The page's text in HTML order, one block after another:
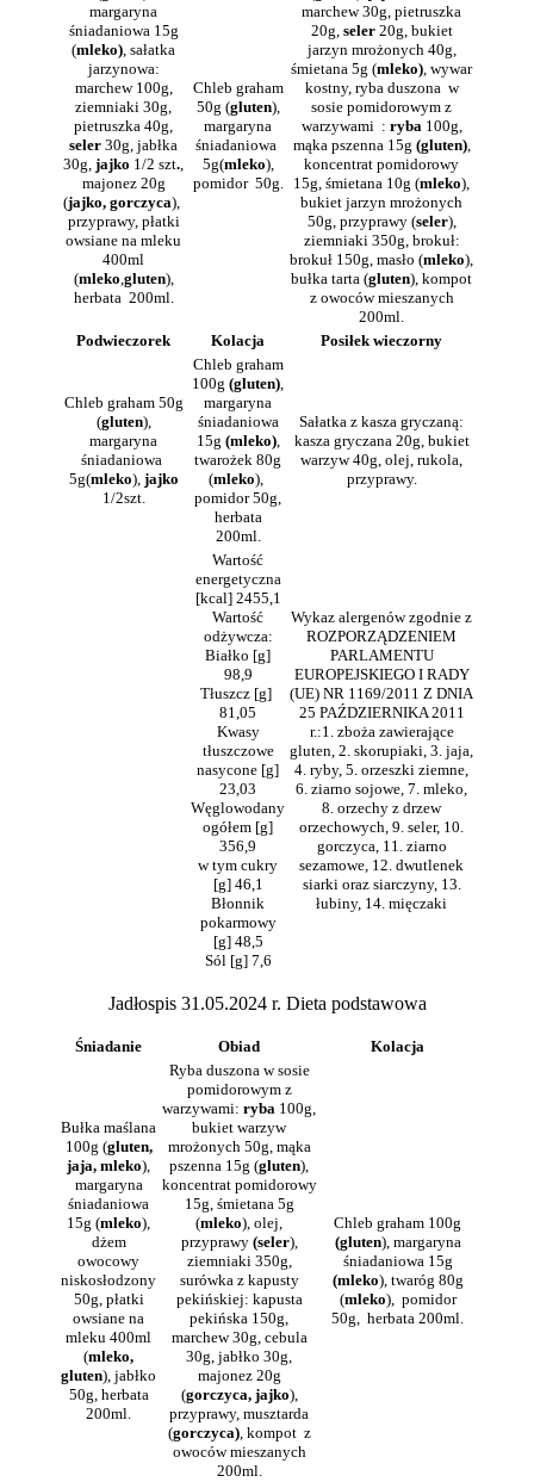
margaryna
śniadaniowa 15g
(mleko), sałatka
jarzynowa:
marchew 100g,
ziemniaki 30g,
pietruszka 40g,
seler 30g, jabłka
30g, jajko 1/2 szt.,
majonez 20g
(jajko, gorczyca),
przyprawy, płatki
owsiane na mleku
400ml
(mleko,gluten),
herbata 200ml.
Chleb graham
50g (gluten),
margaryna
śniadaniowa
5g(mleko),
pomidor 50g.
marchew 30g, pietruszka
20g, seler20g, bukiet
jarzyn mrożonych 40g,
śmietana 5g (mleko), wywar
kostny, ryba duszona w
sosie pomidorowym z
warzywami : ryba 100g,
mąka pszenna 15g (gluten),
koncentrat pomidorowy
15g, śmietana 10g (mleko),
bukiet jarzyn mrożonych
50g, przyprawy (seler),
ziemniaki 350g, brokuł:
brokuł 150g, masło (mleko),
bułka tarta (gluten), kompot
z owoców mieszanych
200ml.
Podwieczorek
Kolacja Posiłek wieczorny
Chleb graham 50g
(gluten),
margaryna
śniadaniowa
5g(mleko), jajko
1/2szt.
Chleb graham
100g (gluten),
margaryna
śniadaniowa
15g (mleko),
twarożek 80g
(mleko),
pomidor 50g,
herbata
200ml.
Sałatka z kasza gryczaną:
kasza gryczana 20g, bukiet
warzyw 40g, olej, rukola,
przyprawy.
Wartość
energetyczna
[kcal] 2455,1
Wartość
odżywcza:
Białko [g]
98,9
Tłuszcz [g]
81,05
Kwasy
tłuszczowe
nasycone [g]
23,03
Węglowodany
ogółem [g]
356,9
w tym cukry
[g] 46,1
Błonnik
pokarmowy
[g] 48,5
Sól [g] 7,6
Wykaz alergenów zgodnie z
ROZPORZĄDZENIEM
PARLAMENTU
EUROPEJSKIEGO I RADY
(UE) NR 1169/2011 Z DNIA
25 PAŹDZIERNIKA 2011
r.:1. zboża zawierające
gluten, 2. skorupiaki, 3. jaja,
4. ryby, 5. orzeszki ziemne,
6. ziarno sojowe, 7. mleko,
8. orzechy z drzew
orzechowych, 9. seler, 10.
gorczyca, 11. ziarno
sezamowe, 12. dwutlenek
siarki oraz siarczyny, 13.
łubiny, 14. mięczaki
Jadłospis 31.05.2024 r. Dieta podstawowa
Śniadanie Obiad Kolacja
Bułka maślana
100g (gluten,
jaja, mleko),
margaryna
śniadaniowa
15g (mleko),
dżem
owocowy
niskosłodzony
50g, płatki
owsiane na
mleku 400ml
(mleko,
gluten), jabłko
50g, herbata
200ml.
Ryba duszona w sosie
pomidorowym z
warzywami: ryba 100g,
bukiet warzyw
mrożonych 50g, mąka
pszenna 15g (gluten),
koncentrat pomidorowy
15g, śmietana 5g
(mleko), olej,
przyprawy (seler),
ziemniaki 350g,
surówka z kapusty
pekińskiej: kapusta
pekińska 150g,
marchew 30g, cebula
30g, jabłko 30g,
majonez 20g
(gorczyca, jajko),
przyprawy, musztarda
(gorczyca), kompot z
owoców mieszanych
200ml.
Chleb graham 100g
(gluten), margaryna
śniadaniowa 15g
(mleko), twaróg 80g
(mleko), pomidor
50g, herbata 200ml.